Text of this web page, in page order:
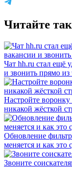
Читайте
Чат hh.ru стал ещё
и звонить прямо из
Настройте
никакой жёсткой
Обновление
меняется и как это
Звоните